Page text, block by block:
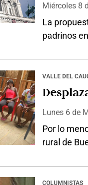
Miércoles 8
La
padrinos
una
católicos y
error. No
católicos….
VALLE DEL
Lunes 6de
Por lo
rural de
armados
conocer la
COLUMNISTAS